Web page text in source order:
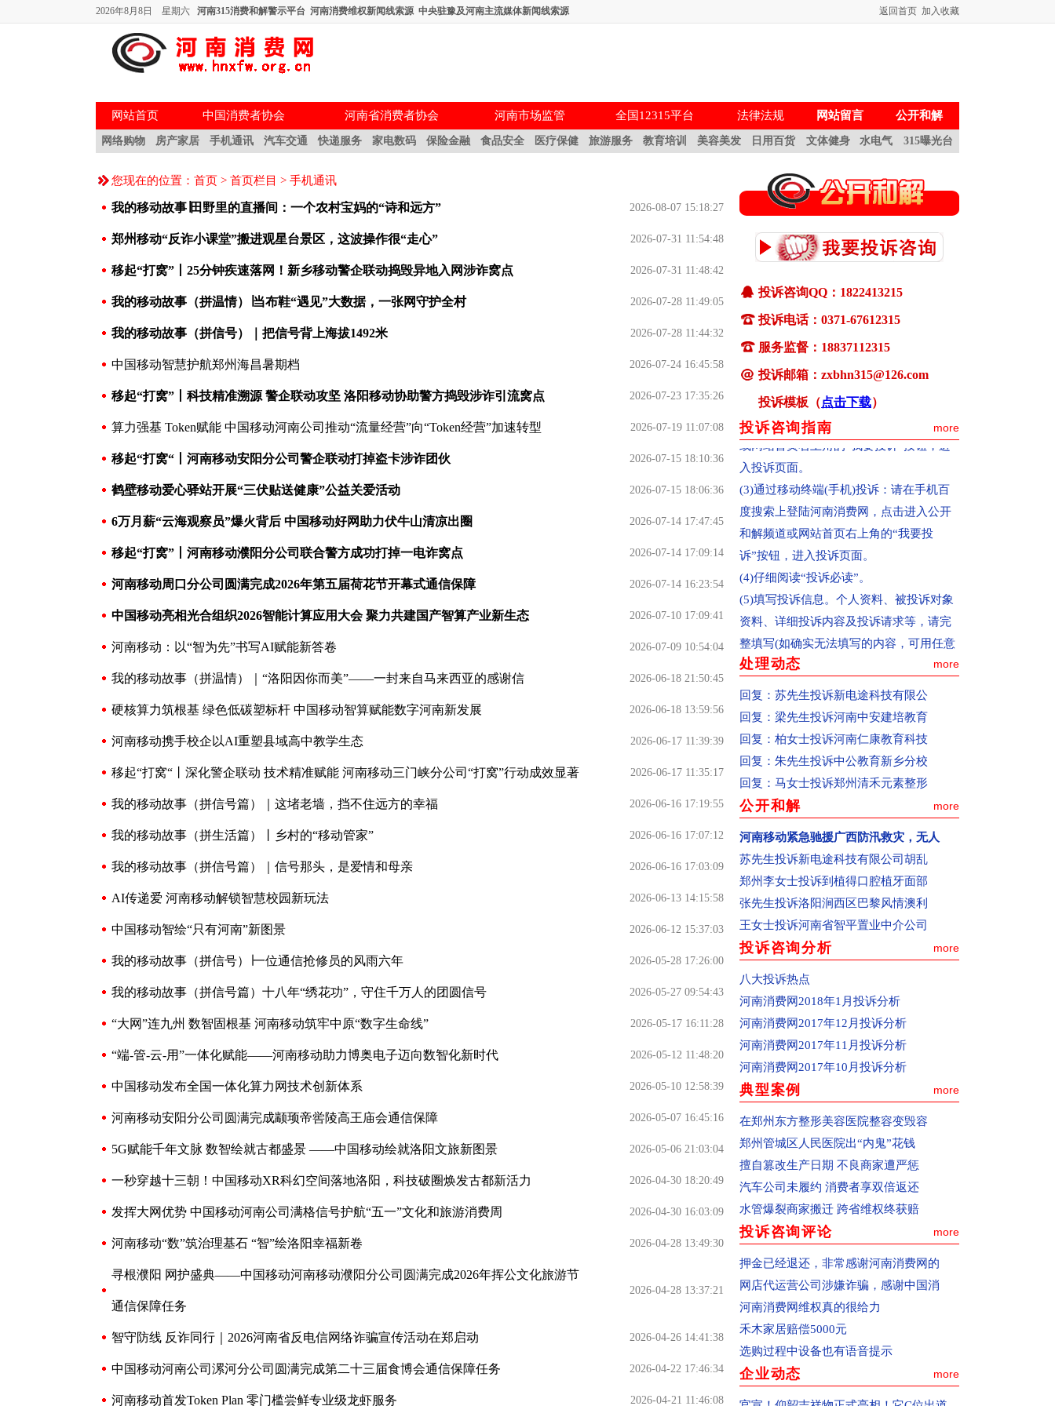
2026年8月8日 星期六 河南315消费和解警示平台 河南消费维权新闻线索源 中央驻豫及河南主流媒体新闻线索源 返回首页 加入收藏
网站首页 中国消费者协会 河南省消费者协会 河南市场监管 全国12315平台 法律法规 网站留言 公开和解
网络购物 房产家居 手机通讯 汽车交通 快递服务 家电数码 保险金融 食品安全 医疗保健 旅游服务 教育培训 美容美发 日用百货 文体健身 水电气 315曝光台
您现在的位置： 首页 > 首页栏目 > 手机通讯
我的移动故事∣田野里的直播间：一个农村宝妈的“诗和远方” 2026-08-07 15:18:27
郑州移动“反诈小课堂”搬进观星台景区，这波操作很“走心” 2026-07-31 11:54:48
移起“打窝”丨25分钟疾速落网！新乡移动警企联动捣毁异地入网涉诈窝点 2026-07-31 11:48:42
我的移动故事（拼温情）∣当布鞋“遇见”大数据，一张网守护全村 2026-07-28 11:49:05
我的移动故事（拼信号）｜把信号背上海拔1492米 2026-07-28 11:44:32
中国移动智慧护航郑州海昌暑期档 2026-07-24 16:45:58
移起“打窝”丨科技精准溯源 警企联动攻坚 洛阳移动协助警方捣毁涉诈引流窝点 2026-07-23 17:35:26
算力强基 Token赋能 中国移动河南公司推动“流量经营”向“Token经营”加速转型 2026-07-19 11:07:08
移起“打窝“丨河南移动安阳分公司警企联动打掉盗卡涉诈团伙 2026-07-15 18:10:36
鹤壁移动爱心驿站开展“三伏贴送健康”公益关爱活动 2026-07-15 18:06:36
6万月薪“云海观察员”爆火背后 中国移动好网助力伏牛山清凉出圈 2026-07-14 17:47:45
移起“打窝”丨河南移动濮阳分公司联合警方成功打掉一电诈窝点 2026-07-14 17:09:14
河南移动周口分公司圆满完成2026年第五届荷花节开幕式通信保障 2026-07-14 16:23:54
中国移动亮相光合组织2026智能计算应用大会 聚力共建国产智算产业新生态 2026-07-10 17:09:41
河南移动：以“智为先”书写AI赋能新答卷 2026-07-09 10:54:04
我的移动故事（拼温情）｜“洛阳因你而美”——一封来自马来西亚的感谢信 2026-06-18 21:50:45
硬核算力筑根基 绿色低碳塑标杆 中国移动智算赋能数字河南新发展 2026-06-18 13:59:56
河南移动携手校企以AI重塑县域高中教学生态 2026-06-17 11:39:39
移起“打窝“丨深化警企联动 技术精准赋能 河南移动三门峡分公司“打窝”行动成效显著 2026-06-17 11:35:17
我的移动故事（拼信号篇）｜这堵老墙，挡不住远方的幸福 2026-06-16 17:19:55
我的移动故事（拼生活篇）丨乡村的“移动管家” 2026-06-16 17:07:12
我的移动故事（拼信号篇）｜信号那头，是爱情和母亲 2026-06-16 17:03:09
AI传递爱 河南移动解锁智慧校园新玩法 2026-06-13 14:15:58
中国移动智绘“只有河南”新图景 2026-06-12 15:37:03
我的移动故事（拼信号）∣一位通信抢修员的风雨六年 2026-05-28 17:26:00
我的移动故事（拼信号篇）十八年“绣花功”，守住千万人的团圆信号 2026-05-27 09:54:43
“大网”连九州 数智固根基 河南移动筑牢中原“数字生命线” 2026-05-17 16:11:28
“端-管-云-用”一体化赋能——河南移动助力博奥电子迈向数智化新时代 2026-05-12 11:48:20
中国移动发布全国一体化算力网技术创新体系 2026-05-10 12:58:39
河南移动安阳分公司圆满完成颛顼帝喾陵高王庙会通信保障 2026-05-07 16:45:16
5G赋能千年文脉 数智绘就古都盛景 ——中国移动绘就洛阳文旅新图景 2026-05-06 21:03:04
一秒穿越十三朝！中国移动XR科幻空间落地洛阳，科技破圈焕发古都新活力 2026-04-30 18:20:49
发挥大网优势 中国移动河南公司满格信号护航“五一”文化和旅游消费周 2026-04-30 16:03:09
河南移动“数”筑治理基石 “智”绘洛阳幸福新卷 2026-04-28 13:49:30
寻根濮阳 网护盛典——中国移动河南移动濮阳分公司圆满完成2026年挥公文化旅游节
通信保障任务
2026-04-28 13:37:21
智守防线 反诈同行｜2026河南省反电信网络诈骗宣传活动在郑启动 2026-04-26 14:41:38
中国移动河南公司漯河分公司圆满完成第二十三届食博会通信保障任务 2026-04-22 17:46:34
河南移动首发Token Plan 零门槛尝鲜专业级龙虾服务 2026-04-21 11:46:08
投诉咨询QQ：1822413215
投诉电话：0371-67612315
服务监督：18837112315
投诉邮箱：zxbhn315@126.com
投诉模板（点击下载）
投诉咨询指南 more
(1)通过pc终端(电脑)和移动终端(手机)都可
以向河南消费网适时投诉。
(2)通过pc终端(电脑)投诉：确认您选择的
是中国消费者报主办的河南消费网
(www.hnxfw.org)，点击进入公开和解频道
或网站首页右上角的“我要投诉”按钮，进
入投诉页面。
(3)通过移动终端(手机)投诉：请在手机百
度搜索上登陆河南消费网，点击进入公开
和解频道或网站首页右上角的“我要投
诉”按钮，进入投诉页面。
(4)仔细阅读“投诉必读”。
(5)填写投诉信息。个人资料、被投诉对象
资料、详细投诉内容及投诉请求等，请完
整填写(如确实无法填写的内容，可用任意
字母代替)。内容必须客观真实，不得捏造
誉，甚至对投诉对象恶意诽谤。如有相关
证据，请通过传真或网页上传的方式提
交。(注：如果投诉内容较多，请先在文档
上写清楚再复制粘贴到投诉页面上，避免
因页面打开时间过长使页面过期，导致投
诉信息提交不成功)。
(6)提交投诉。点击页面下方“提交”按钮，
如果页面中间出现一个“你的资料已提交！
在审核中”的对话框，表示你的投诉已经提
交成功。(注：已提交的投诉信息不同步在
页面上显示)
二、投诉人联系方式的重要性
要途径，请您在投诉时必须填写真实的，
三、如何查看投诉处理结果
1、进入“处理动态”按钮。
2、向本网在线咨询或者邮件咨询，邮箱地
址：zxbhn315@126.com
一、如何投诉
(1)通过pc终端(电脑)和移动终端(手机)都可
以向河南消费网适时投诉。
(3)通过移动终端(手机)投诉：请在手机百
度搜索上登陆河南消费网，点击进入公开
处理动态 more
回复： 苏先生投诉新电途科技有限公
回复： 梁先生投诉河南中安建培教育
回复： 柏女士投诉河南仁康教育科技
回复： 朱先生投诉中公教育新乡分校
回复： 马女士投诉郑州清禾元素整形
公开和解 more
河南移动紧急驰援广西防汛救灾，无人
苏先生投诉新电途科技有限公司胡乱
郑州李女士投诉到植得口腔植牙面部
张先生投诉洛阳涧西区巴黎风情澳利
王女士投诉河南省智平置业中介公司
投诉咨询分析 more
八大投诉热点
河南消费网2018年1月投诉分析
河南消费网2017年12月投诉分析
河南消费网2017年11月投诉分析
河南消费网2017年10月投诉分析
典型案例 more
在郑州东方整形美容医院整容变毁容
郑州管城区人民医院出“内鬼”花钱
擅自篡改生产日期 不良商家遭严惩
汽车公司未履约 消费者享双倍返还
水管爆裂商家搬迁 跨省维权终获赔
投诉咨询评论 more
押金已经退还，非常感谢河南消费网的
网店代运营公司涉嫌诈骗，感谢中国消
河南消费网维权真的很给力
禾木家居赔偿5000元
选购过程中设备也有语音提示
企业动态 more